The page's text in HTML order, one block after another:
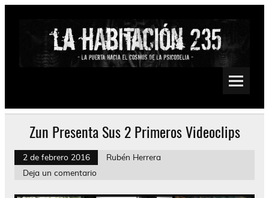
Saltar
Psychedelic, Stoner, Doom, Sludge, Fuzz, Space, Drone
Zun Presenta Sus 2 Primeros Videoclips
2 de febrero 2016
Rubén Herrera
Deja un comentario